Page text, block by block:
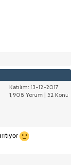
Katılım: 13-12-2017
1,908 Yorum | 52 Konu